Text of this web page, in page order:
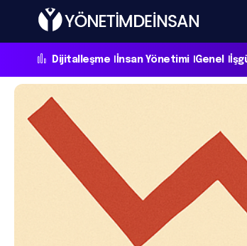
Dijitalleşme İnsan Yönetimi Genel